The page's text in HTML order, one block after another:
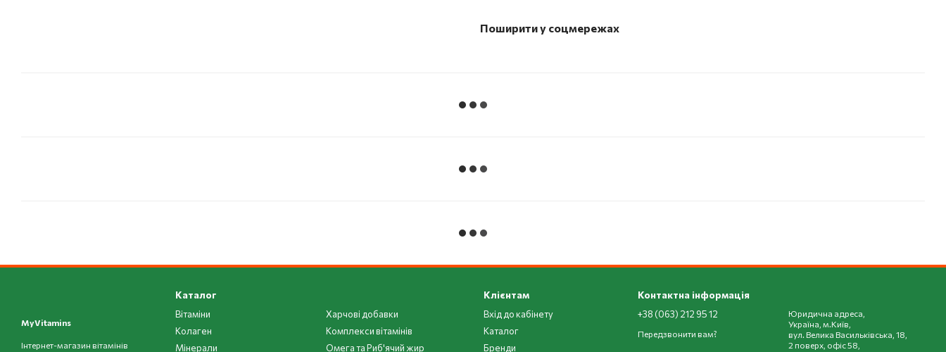
Поширити у соцмережах
MyVitamins
Інтернет-магазин вітамінів
Каталог
Вітаміни
Колаген
Мінерали
Харчові добавки
Комплекси вітамінів
Омега та Риб'ячий жир
Клієнтам
Вхід до кабінету
Каталог
Бренди
Контактна інформація
+38 (063) 212 95 12
Передзвонити вам?
Юридична адреса,
Україна, м.Київ,
вул. Велика Васильківська, 18,
2 поверх, офіс 58,